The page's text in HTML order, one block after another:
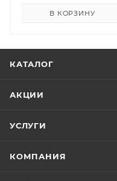
В КОРЗИНУ
КАТАЛОГ
АКЦИИ
УСЛУГИ
КОМПАНИЯ